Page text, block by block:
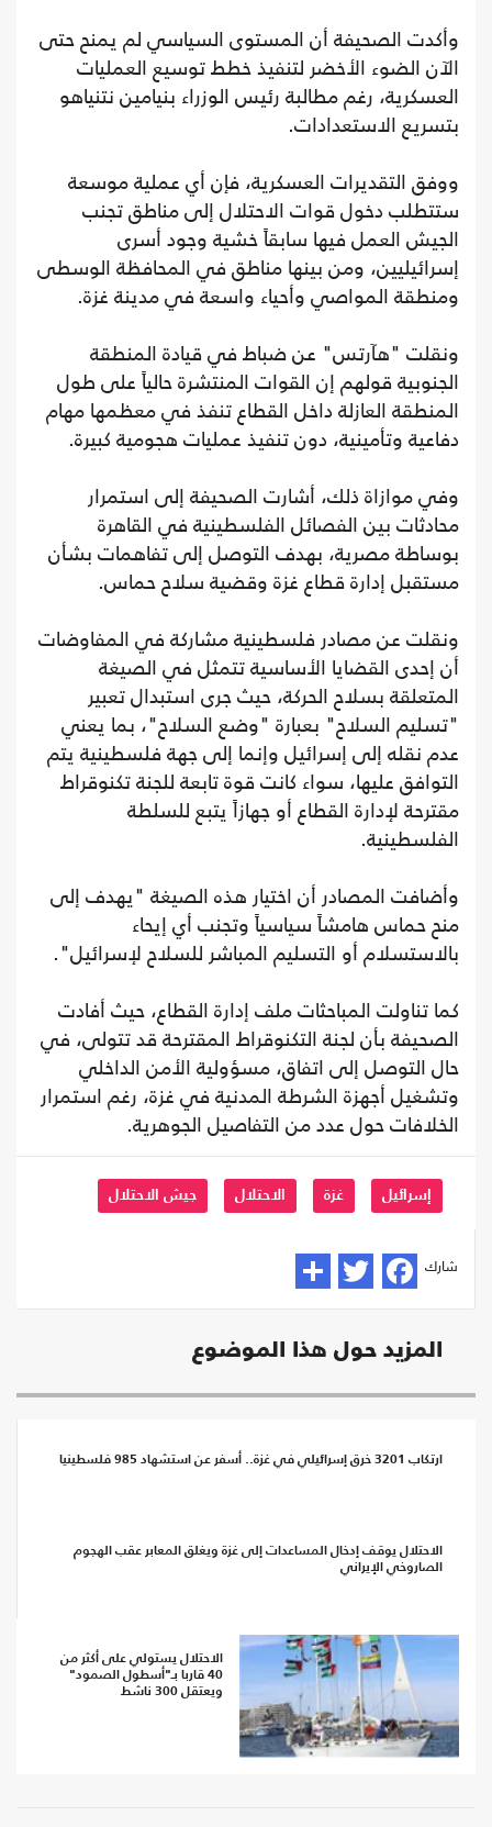
وأكدت الصحيفة أن المستوى السياسي لم يمنح حتى
الآن الضوء الأخضر لتنفيذ خطط توسيع العمليات
العسكرية، رغم مطالبة رئيس الوزراء بنيامين نتنياهو
بتسريع الاستعدادات.
ووفق التقديرات العسكرية، فإن أي عملية موسعة
ستتطلب دخول قوات الاحتلال إلى مناطق تجنب
الجيش العمل فيها سابقاً خشية وجود أسرى
إسرائيليين، ومن بينها مناطق في المحافظة الوسطى
ومنطقة المواصي وأحياء واسعة في مدينة غزة.
ونقلت "هآرتس" عن ضباط في قيادة المنطقة
الجنوبية قولهم إن القوات المنتشرة حالياً على طول
المنطقة العازلة داخل القطاع تنفذ في معظمها مهام
دفاعية وتأمينية، دون تنفيذ عمليات هجومية كبيرة.
وفي موازاة ذلك، أشارت الصحيفة إلى استمرار
محادثات بين الفصائل الفلسطينية في القاهرة
بوساطة مصرية، بهدف التوصل إلى تفاهمات بشأن
مستقبل إدارة قطاع غزة وقضية سلاح حماس.
ونقلت عن مصادر فلسطينية مشاركة في المفاوضات
أن إحدى القضايا الأساسية تتمثل في الصيغة
المتعلقة بسلاح الحركة، حيث جرى استبدال تعبير
"تسليم السلاح" بعبارة "وضع السلاح"، بما يعني
عدم نقله إلى إسرائيل وإنما إلى جهة فلسطينية يتم
التوافق عليها، سواء كانت قوة تابعة للجنة تكنوقراط
مقترحة لإدارة القطاع أو جهازاً يتبع للسلطة
الفلسطينية.
وأضافت المصادر أن اختيار هذه الصيغة "يهدف إلى
منح حماس هامشاً سياسياً وتجنب أي إيحاء
بالاستسلام أو التسليم المباشر للسلاح لإسرائيل".
كما تناولت المباحثات ملف إدارة القطاع، حيث أفادت
الصحيفة بأن لجنة التكنوقراط المقترحة قد تتولى، في
حال التوصل إلى اتفاق، مسؤولية الأمن الداخلي
وتشغيل أجهزة الشرطة المدنية في غزة، رغم استمرار
الخلافات حول عدد من التفاصيل الجوهرية.
إسرائيل غزة الاحتلال جيش الاحتلال
شارك
المزيد حول هذا الموضوع
ارتكاب 3201 خرق إسرائيلي في غزة.. أسفر عن استشهاد 985 فلسطينيا
الاحتلال يوقف إدخال المساعدات إلى غزة ويغلق المعابر عقب الهجوم
الصاروخي الإيراني
الاحتلال يستولي على أكثر من
40 قاربا بـ"أسطول الصمود"
ويعتقل 300 ناشط